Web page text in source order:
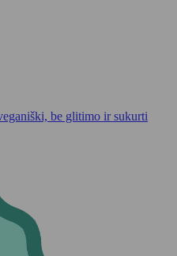
be glitimo ir sukurti